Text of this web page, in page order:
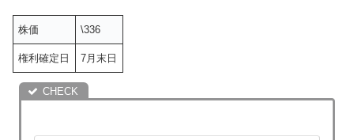
株価 \336
権利確定日 7月末日